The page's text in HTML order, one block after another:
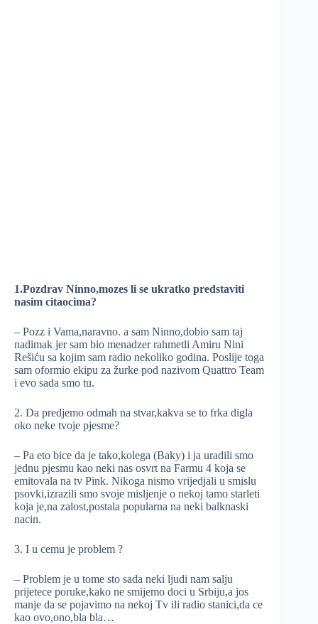
1.Pozdrav Ninno,mozes li se ukratko predstaviti
nasim citaocima?
– Pozz i Vama,naravno. a sam Ninno,dobio sam taj
nadimak jer sam bio menadzer rahmetli Amiru Nini
Rešiću sa kojim sam radio nekoliko godina. Poslije toga
sam oformio ekipu za žurke pod nazivom Quattro Team
i evo sada smo tu.
2. Da predjemo odmah na stvar,kakva se to frka digla
oko neke tvoje pjesme?
– Pa eto bice da je tako,kolega (Baky) i ja uradili smo
jednu pjesmu kao neki nas osvrt na Farmu 4 koja se
emitovala na tv Pink. Nikoga nismo vrijedjali u smislu
psovki,izrazili smo svoje misljenje o nekoj tamo starleti
koja je,na zalost,postala popularna na neki balknaski
nacin.
3. I u cemu je problem ?
– Problem je u tome sto sada neki ljudi nam salju
prijetece poruke,kako ne smijemo doci u Srbiju,a jos
manje da se pojavimo na nekoj Tv ili radio stanici,da ce
kao ovo,ono,bla bla…